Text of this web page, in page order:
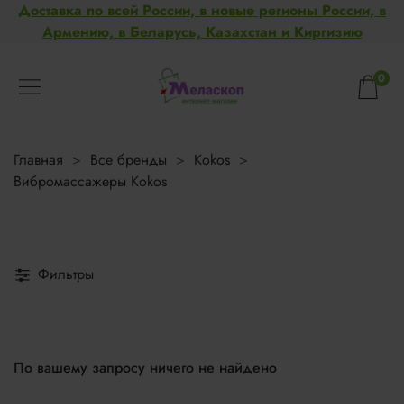
Доставка по всей России, в новые регионы России, в
Армению, в Беларусь, Казахстан и Киргизию
0
Главная Все бренды
Kokos
Вибромассажеры Kokos
Фильтры
По вашему запросу ничего не найдено